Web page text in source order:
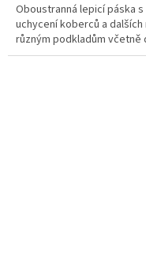
Oboustranná lepicí páska
uchycení koberců a
různým podkladům včetně